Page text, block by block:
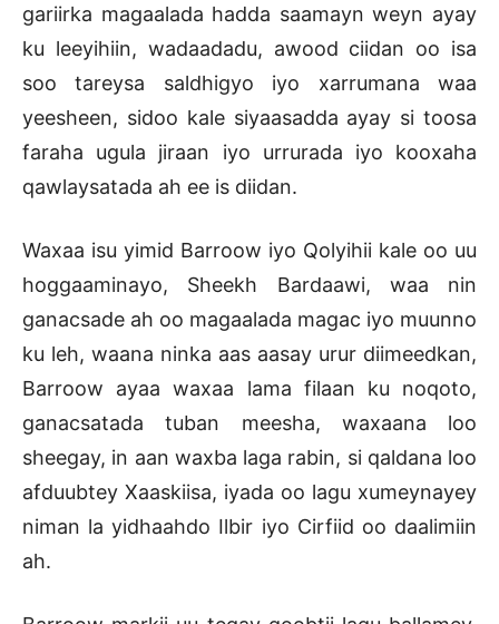
gariirka magaalada hadda saamayn weyn ayay
ku leeyihiin, wadaadadu, awood ciidan oo isa
soo tareysa saldhigyo iyo xarrumana waa
yeesheen, sidoo kale siyaasadda ayay si toosa
faraha ugula jiraan iyo urrurada iyo kooxaha
qawlaysatada ah ee is diidan.
Waxaa isu yimid Barroow iyo Qolyihii kale oo uu
hoggaaminayo, Sheekh Bardaawi, waa nin
ganacsade ah oo magaalada magac iyo muunno
ku leh, waana ninka aas aasay urur diimeedkan,
Barroow ayaa waxaa lama filaan ku noqoto,
ganacsatada tuban meesha, waxaana loo
sheegay, in aan waxba laga rabin, si qaldana loo
afduubtey Xaaskiisa, iyada oo lagu xumeynayey
niman la yidhaahdo Ilbir iyo Cirfiid oo daalimiin
ah.